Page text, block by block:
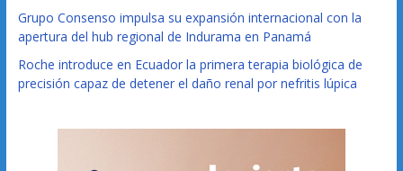
Grupo Consenso impulsa su expansión internacional con la
apertura del hub regional de Indurama en Panamá
Roche introduce en Ecuador la primera terapia biológica de
precisión capaz de detener el daño renal por nefritis lúpica